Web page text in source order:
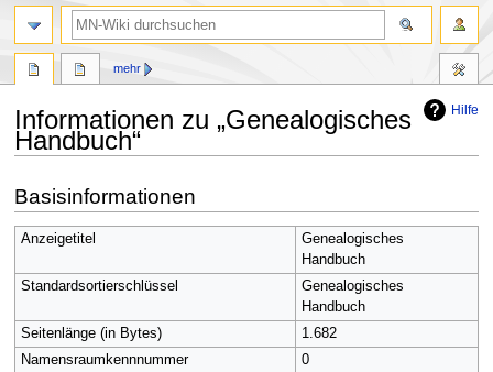
Hilfe
Informationen zu „Genealogisches
Handbuch“
Navigation
springen
Suche
springen
Basisinformationen
Anzeigetitel
Genealogisches
Handbuch
Standardsortierschlüssel
Genealogisches
Handbuch
Seitenlänge (in Bytes)
1.682
Namensraumkennnummer
0
mehr
Suche